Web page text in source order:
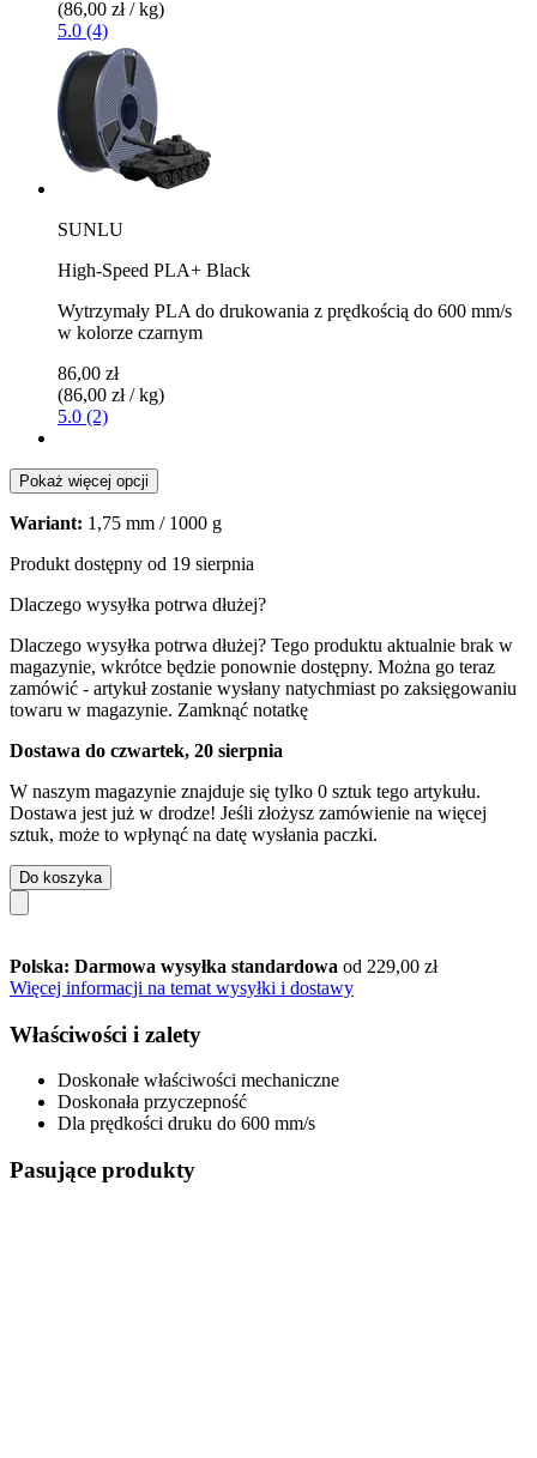
(86,00 zł / kg)
5.0 (4)
SUNLU
High-Speed PLA+ Black
Wytrzymały PLA do drukowania z prędkością do 600 mm/s
w kolorze czarnym
86,00 zł
(86,00 zł / kg)
5.0 (2)
Pokaż więcej opcji
Wariant: 1,75 mm / 1000 g
Produkt dostępny od 19 sierpnia
Dlaczego wysyłka potrwa dłużej?
Dlaczego wysyłka potrwa dłużej? Tego produktu aktualnie brak w
magazynie, wkrótce będzie ponownie dostępny. Można go teraz
zamówić - artykuł zostanie wysłany natychmiast po zaksięgowaniu
towaru w magazynie. Zamknąć notatkę
Dostawa do czwartek, 20 sierpnia
W naszym magazynie znajduje się tylko 0 sztuk tego artykułu.
Dostawa jest już w drodze! Jeśli złożysz zamówienie na więcej
sztuk, może to wpłynąć na datę wysłania paczki.
Do koszyka
Polska: Darmowa wysyłka standardowa od 229,00 zł
Więcej informacji na temat wysyłki i dostawy
Właściwości i zalety
Doskonałe właściwości mechaniczne
Doskonała przyczepność
Dla prędkości druku do 600 mm/s
Pasujące produkty